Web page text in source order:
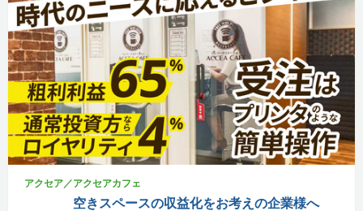
アクセア／アクセアカフェ
空きスペースの収益化をお考えの企業様へ